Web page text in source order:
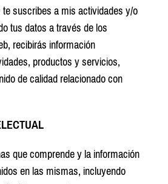
suscribes a mis actividades y/o
tus datos a través de los
recibirás información
productos y servicios,
de calidad relacionado con
que comprende y la información
en las mismas, incluyendo